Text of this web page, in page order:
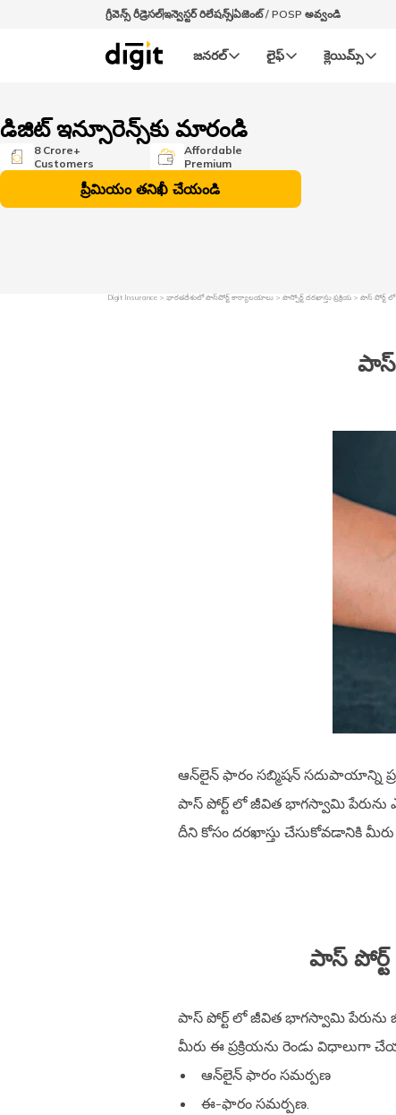
గ్రీవెన్స్ రీడ్రెసల్‌ఇన్వెస్టర్ రిలేషన్స్ఏజెంట్ / POSP అవ్వండి
జనరల్‌ లైఫ్‌ క్లెయిమ్స్‌
డిజిట్ ఇన్సూరెన్స్‌కు మారండి
8 Crore+
Customers
Affordable
Premium
ప్రీమియం తనిఖీ చేయండి
Digit Insurance భారతదేశంలో పాస్‌పోర్ట్ కార్యాలయాలు పాస్పోర్ట్ దరఖాస్తు ప్రక్రియ పాస్ పోర్ట్
పాస్
ఆన్‌లైన్ ఫారం సబ్మిషన్ సదుపాయాన్ని
పాస్ పోర్ట్ లో జీవిత భాగస్వామి
దీని కోసం దరఖాస్తు చేసుకోవడానికి
పాస్
పాస్ పోర్ట్ లో జీవిత భాగస్వామి పేరును
మీరు ఈ ప్రక్రియను రెండు విధాలుగా
ఆన్‌లైన్ ఫారం సమర్పణ
ఈ-ఫారం సమర్పణ.